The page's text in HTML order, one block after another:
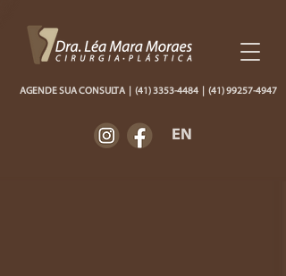
AGENDE SUA CONSULTA | (41) 3353-4484 | (41) 99257-4947
EN